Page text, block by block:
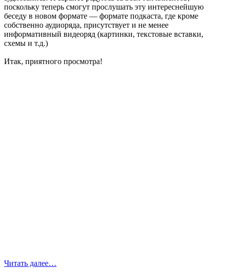
поскольку теперь смогут прослушать эту интереснейшую
беседу в новом формате — формате подкаста, где кроме
собственно аудиоряда, присутствует и не менее
информативный видеоряд (картинки, текстовые вставки,
схемы и т.д.)
Итак, приятного просмотра!
Читать далее…